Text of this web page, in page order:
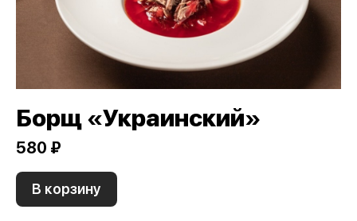
Борщ «Украинский»
580 ₽
В корзину